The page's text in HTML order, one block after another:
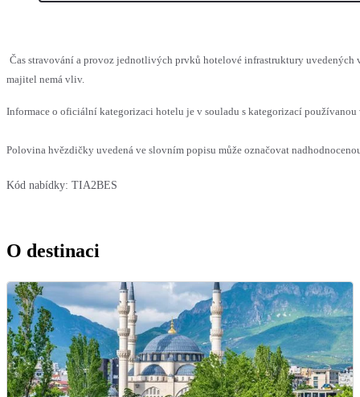
Čas stravování a provoz jednotlivých prvků hotelové infrastruktury uvedených
majitel nemá vliv.
Informace o oficiální kategorizaci hotelu je v souladu s kategorizací
Polovina hvězdičky uvedená ve slovním popisu může označovat
Kód nabídky: TIA2BES
O destinaci